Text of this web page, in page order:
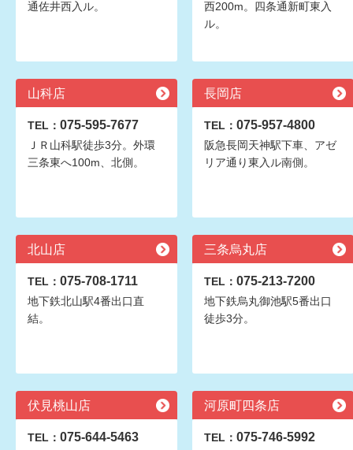
通佐井西入ル。
西200m。四条通新町東入
ル。
山科店
TEL： 075-595-7677
ＪＲ山科駅徒歩3分。外環
三条東へ100m、北側。
長岡店
TEL： 075-957-4800
阪急長岡天神駅下車、アゼ
リア通り東入ル南側。
北山店
TEL： 075-708-1711
地下鉄北山駅4番出口直
結。
三条烏丸店
TEL： 075-213-7200
地下鉄烏丸御池駅5番出口
徒歩3分。
伏見桃山店
TEL： 075-644-5463
河原町四条店
TEL： 075-746-5992